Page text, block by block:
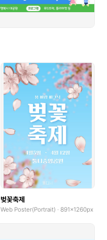
벚꽃축제
Web Poster(Portrait) · 891x1260px